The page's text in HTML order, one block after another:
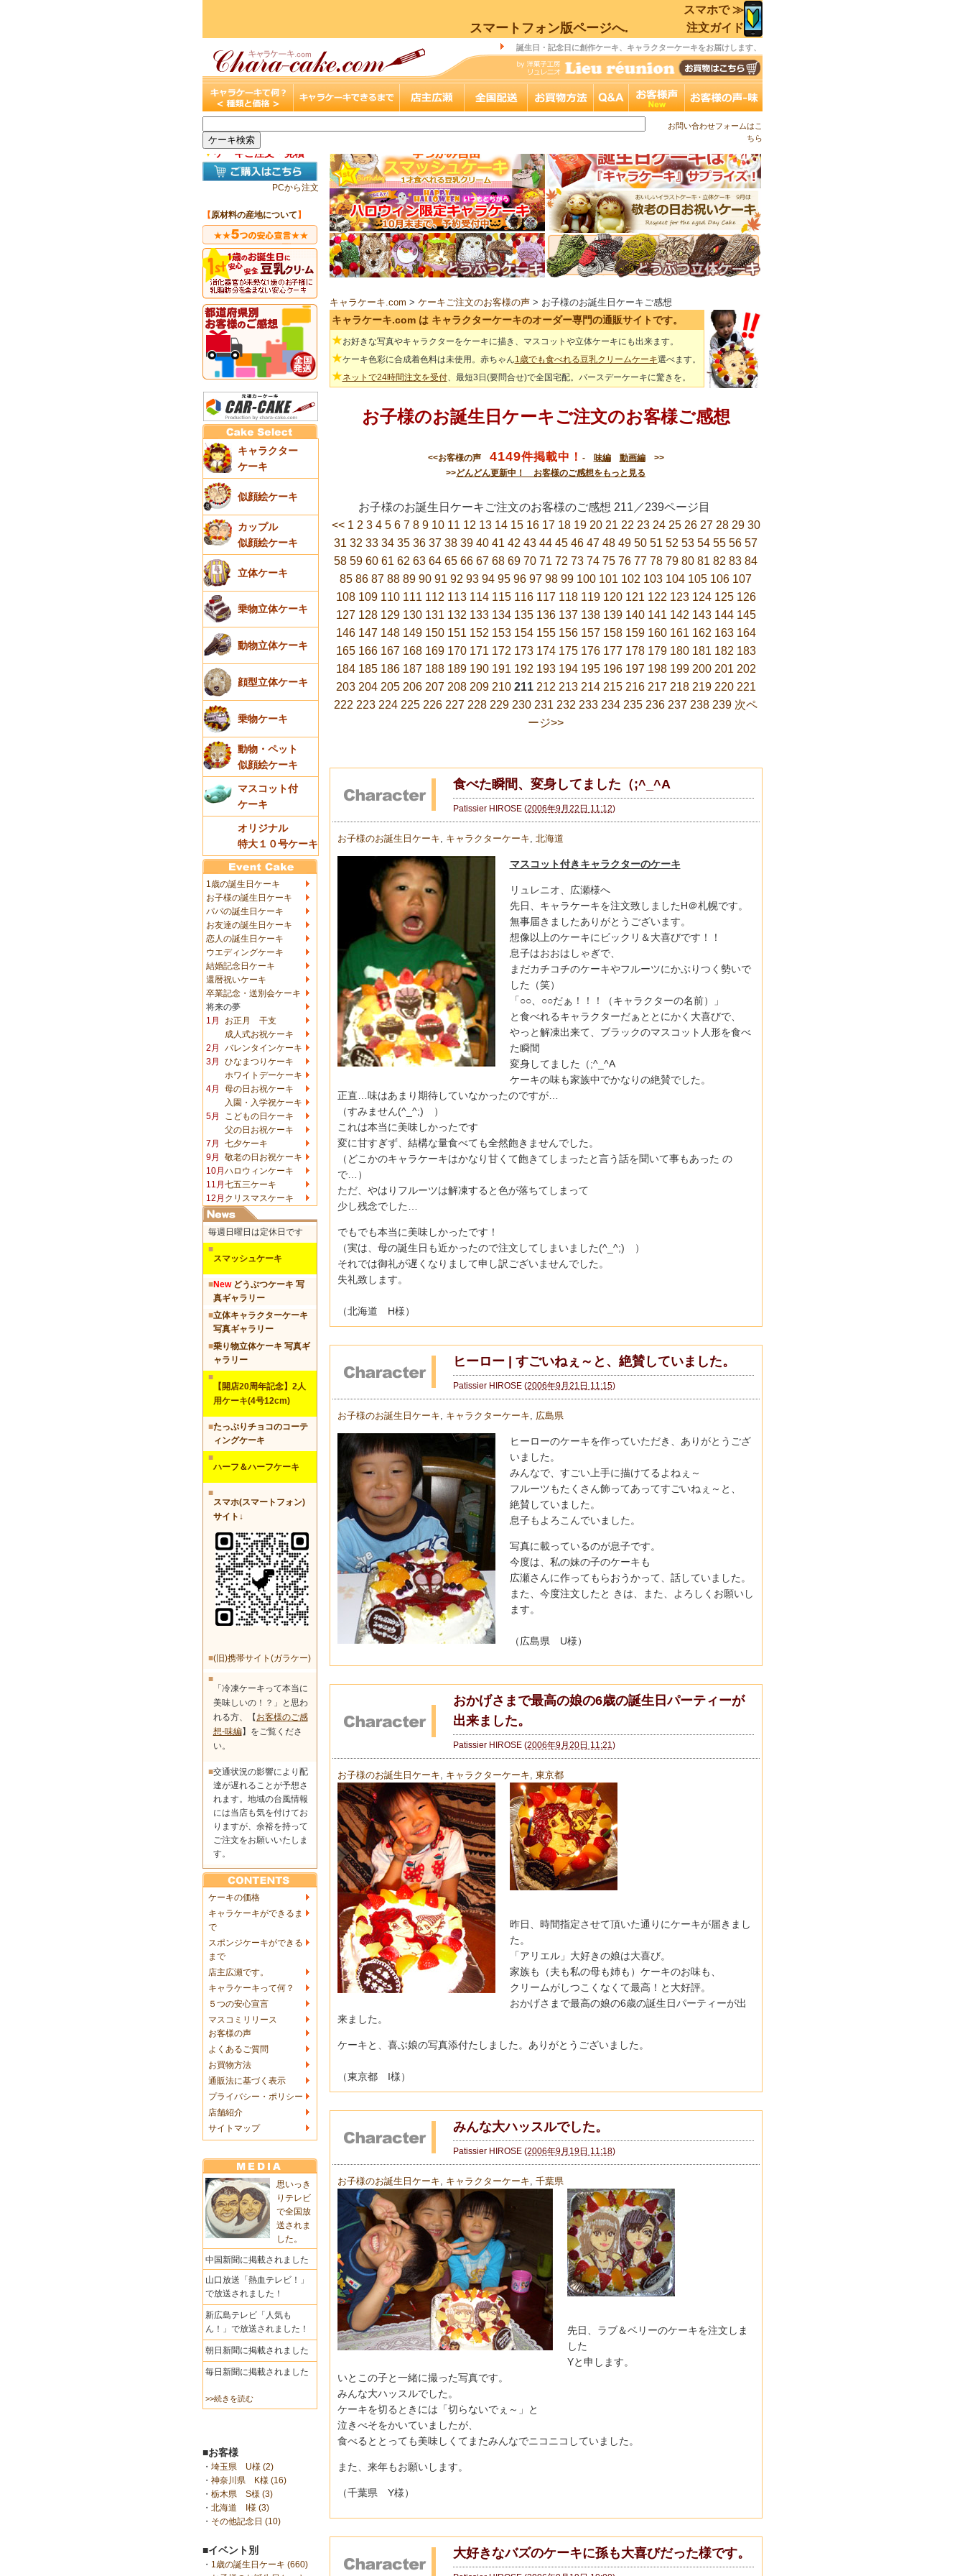
スマートフォン版ページへ.
スマホで ≫
注文ガイド
誕生日・記念日に創作ケーキ、キャラクターケーキをお届けします、
お問い合わせフォームはこ
ちら
▼ケーキご注文・見積
PCから注文
【原材料の産地について 】
キャラクター
ケーキ
似顔絵ケーキ
カップル
似顔絵ケーキ
立体ケーキ
乗物立体ケーキ
動物立体ケーキ
顔型立体ケーキ
乗物ケーキ
動物・ペット
似顔絵ケーキ
マスコット付
ケーキ
オリジナル
特大１０号ケーキ
1歳の誕生日ケーキ
お子様の誕生日ケーキ
パパの誕生日ケーキ
お友達の誕生日ケーキ
恋人の誕生日ケーキ
ウエディングケーキ
結婚記念日ケーキ
還暦祝いケーキ
卒業記念・送別会ケーキ
将来の夢
1月
お正月 干支
成人式お祝ケーキ
2月
バレンタインケーキ
3月
ひなまつりケーキ
ホワイトデーケーキ
4月
母の日お祝ケーキ
入園・入学祝ケーキ
5月
こどもの日ケーキ
父の日お祝ケーキ
7月
七夕ケーキ
9月
敬老の日お祝ケーキ
10月 ハロウィンケーキ
11月 七五三ケーキ
12月 クリスマスケーキ
毎週日曜日は定休日です
■
スマッシュケーキ
■Newどうぶつケーキ 写
真ギャラリー
■立体キャラクターケーキ
写真ギャラリー
■乗り物立体ケーキ 写真ギ
ャラリー
■
【開店20周年記念】2人
用ケーキ(4号12cm)
■たっぷりチョコのコーテ
ィングケーキ
■
ハーフ＆ハーフケーキ
■
スマホ(スマートフォン)
サイト↓
■(旧)携帯サイト(ガラケー)
■
「冷凍ケーキって本当に
美味しいの！？」と思わ
れる方、【 お客様のご感
想-味編】をご覧くださ
い。
■交通状況の影響により配
達が遅れることが予想さ
れます。地域の台風情報
には当店も気を付けてお
りますが、余裕を持って
ご注文をお願いいたしま
す。
ケーキの価格
キャラケーキができるま
で
スポンジケーキができる
まで
店主広瀬です。
キャラケーキって何？
５つの安心宣言
マスコミリリース
お客様の声
よくあるご質問
お買物方法
通販法に基づく表示
プライバシー・ポリシー
店舗紹介
サイトマップ
思いっき
りテレビ
で全国放
送されま
した。
中国新聞に掲載されました
山口放送「熱血テレビ！」
で放送されました！
新広島テレビ「人気も
ん！」で放送されました！
朝日新聞に掲載されました
毎日新聞に掲載されました
>>続きを読む
■お客様
・ 埼玉県 U様 (2)
・ 神奈川県 K様 (16)
・ 栃木県 S様 (3)
・ 北海道 I様 (3)
・ その他記念日 (10)
■イベント別
・ 1歳の誕生日ケーキ (660)
キャラケーキ.com > ケーキご注文のお客様の声> お子様のお誕生日ケーキご感想
キャラケーキ.com は キャラクターケーキのオーダー専門の通販サイトです。
★お好きな写真やキャラクターをケーキに描き、マスコットや立体ケーキにも出来ます。
★ケーキ色彩に合成着色料は未使用。赤ちゃん1歳でも食べれる豆乳クリームケーキ選べます。
★ネットで24時間注文を受付、最短3日(要問合せ)で全国宅配。バースデーケーキに驚きを。
お子様のお誕生日ケーキご注文のお客様ご感想
<<お客様の声 4149件掲載中！ - 味編 動画編>>
>>どんどん更新中！ お客様のご感想をもっと見る
お子様のお誕生日ケーキご注文のお客様のご感想 211／239ページ目
<< 1 2 3 4 5 6 7 8 9 10 11 12 13 14 15 16 17 18 19 20 21 22 23 24 25 26 27 28 29 30
31 32 33 34 35 36 37 38 39 40 41 42 43 44 45 46 47 48 49 50 51 52 53 54 55 56 57
58 59 60 61 62 63 64 65 66 67 68 69 70 71 72 73 74 75 76 77 78 79 80 81 82 83 84
85 86 87 88 89 90 91 92 93 94 95 96 97 98 99 100 101 102 103 104 105 106 107
108 109 110 111 112 113 114 115 116 117 118 119 120 121 122 123 124 125 126
127 128 129 130 131 132 133 134 135 136 137 138 139 140 141 142 143 144 145
146 147 148 149 150 151 152 153 154 155 156 157 158 159 160 161 162 163 164
165 166 167 168 169 170 171 172 173 174 175 176 177 178 179 180 181 182 183
184 185 186 187 188 189 190 191 192 193 194 195 196 197 198 199 200 201 202
203 204 205 206 207 208 209 210 211 212 213 214 215 216 217 218 219 220 221
222 223 224 225 226 227 228 229 230 231 232 233 234 235 236 237 238 239 次ペ
ージ>>
食べた瞬間、変身してました（;^_^A
Patissier HIROSE(2006年9月22日 11:12)
お子様のお誕生日ケーキ キャラクターケーキ 北海道
マスコット付きキャラクターのケーキ
リュレニオ、広瀬様へ
先日、キャラケーキを注文致しましたH＠札幌です。
無事届きましたありがとうございます。
想像以上のケーキにビックリ＆大喜びです！！
息子はおおはしゃぎで、
まだカチコチのケーキやフルーツにかぶりつく勢いで
した（笑）
「○○、○○だぁ！！！（キャラクターの名前）」
と食べれるキャラクターだぁととにかく大喜びで、
やっと解凍出来て、ブラックのマスコット人形を食べ
た瞬間
変身してました（;^_^A
ケーキの味も家族中でかなりの絶賛でした。
正直…味はあまり期待していなかったのですが…
（すみません(^_^;)ゞ）
これは本当に美味しかったです
変に甘すぎず、結構な量食べても全然飽きませんでした。
（どこかのキャラケーキはかなり甘くて飽きてしまったと言う話を聞いて事もあった の
で…）
ただ、やはりフルーツは解凍すると色が落ちてしまって
少し残念でした…
でもでも本当に美味しかったです！
（実は、母の誕生日も近かったので注文してしまいました(^_^;)ゞ）
それでは御礼が遅くなりまして申し訳ございませんでした。
失礼致します。
（北海道 H様）
ヒーロー | すごいねぇ～と、絶賛していました。
Patissier HIROSE(2006年9月21日 11:15)
お子様のお誕生日ケーキ キャラクターケーキ 広島県
ヒーローのケーキを作っていただき、ありがとうござ
いました。
みんなで、すごい上手に描けてるよねぇ～
フルーツもたくさん飾ってあってすごいねぇ～と、
絶賛していました。
息子もよろこんでいました。
写真に載っているのが息子です。
今度は、私の妹の子のケーキも
広瀬さんに作ってもらおうかって、話していました。
また、今度注文したと きは、また、よろしくお願いし
ます。
（広島県 U様）
おかげさまで最高の娘の6歳の誕生日パーティーが
出来ました。
Patissier HIROSE(2006年9月20日 11:21)
お子様のお誕生日ケーキ キャラクターケーキ 東京都
昨日、時間指定させて頂いた通りにケーキが届きまし
た。
「アリエル」大好きの娘は大喜び。
家族も（夫も私の母も姉も）ケーキのお味も、
クリームがしつこくなくて最高！と大好評。
おかげさまで最高の娘の6歳の誕生日パーティーが出
来ました。
ケーキと、喜ぶ娘の写真添付たしました。ありがとうございました。
（東京都 I様）
みんな大ハッスルでした。
Patissier HIROSE(2006年9月19日 11:18)
お子様のお誕生日ケーキ キャラクターケーキ 千葉県
先日、ラブ＆ベリーのケーキを注文しま
した
Yと申します。
いとこの子と一緒に撮った写真です。
みんな大ハッスルでした。
ケーキを切るときには「切らないでぇ～」と
泣きべそをかいていましたが、
食べるととっても美味しくてまたみんなでニコニコしていました。
また、来年もお願いします。
（千葉県 Y様）
大好きなバズのケーキに孫も大喜びだった様です。